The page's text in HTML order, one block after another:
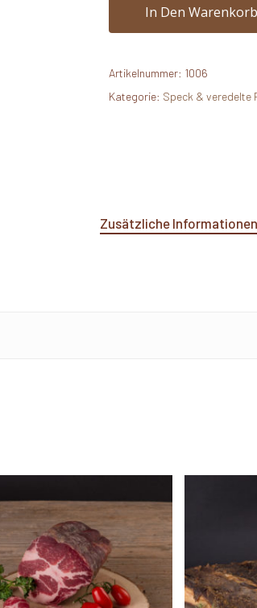
In Den Warenkorb
Artikelnummer: 1006
Kategorie: Speck & veredelte
Zusätzliche Informationen